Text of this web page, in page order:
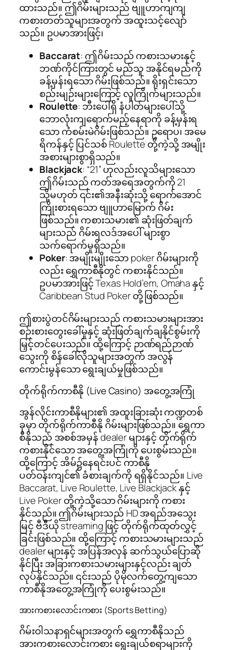
ထားသည်။ ဤဂိမ်းများသည် ဗျူဟာကျကျ
ကစားတတ်သူများအတွက် အထူးသင့်လျော်
သည်။ ဥပမာအားဖြင့်၊
Baccarat: ဤဂိမ်းသည် ကစားသမားနှင့်
ဘဏ်ကိုင်ကြားတွင် မည်သူ အနိုင်ရမည်ကို
ခန့်မှန်းရသော ဂိမ်းဖြစ်သည်။ ရိုးရှင်းသော
စည်းမျဉ်းများကြောင့် လူကြိုက်များသည်။
Roulette: ဘီးပေါ်ရှိ နံပါတ်များပေါ်သို့
ဘောလုံးကျရောက်မည့်နေရာကို ခန့်မှန်းရ
သော ကံစမ်းမဲဂိမ်းဖြစ်သည်။ ဥရောပ၊ အမေ
ရိကန်နှင့် ပြင်သစ် Roulette တို့ကဲ့သို့ အမျိုး
အစားများစွာရှိသည်။
Blackjack: “21” ဟုလည်းလူသိများသော
ဤဂိမ်းသည် ကတ်အရေအတွက်ကို 21
သို့မဟုတ် ၎င်း၏အနီးဆုံးသို့ ရောက်အောင်
ကြိုးစားရသော ဗျူဟာမြောက် ဂိမ်း
ဖြစ်သည်။ ကစားသမား၏ ဆုံးဖြတ်ချက်
များသည် ဂိမ်းရလဒ်အပေါ် များစွာ
သက်ရောက်မှုရှိသည်။
Poker: အမျိုးမျိုးသော poker ဂိမ်းများကို
လည်း ရွှေကာစီနိုတွင် ကစားနိုင်သည်။
ဥပမာအားဖြင့် Texas Hold’em, Omaha နှင့်
Caribbean Stud Poker တို့ဖြစ်သည်။
ဤစားပွဲတင်ဂိမ်းများသည် ကစားသမားများအား
စဉ်းစားတွေးခေါ်မှုနှင့် ဆုံးဖြတ်ချက်ချနိုင်စွမ်းကို
မြှင့်တင်ပေးသည်။ ထို့ကြောင့် ဉာဏ်ရည်ဉာဏ်
သွေးကို စိန်ခေါ်လိုသူများအတွက် အလွန်
ကောင်းမွန်သော ရွေးချယ်မှုဖြစ်သည်။
တိုက်ရိုက်ကာစီနို (Live Casino) အတွေ့အကြုံ
အွန်လိုင်းကာစီနိုများ၏ အထူးခြားဆုံး ကဏ္ဍတစ်
ခုမှာ တိုက်ရိုက်ကာစီနို ဂိမ်းများဖြစ်သည်။ ရွှေကာ
စီနိုသည် အစစ်အမှန် dealer များနှင့် တိုက်ရိုက်
ကစားနိုင်သော အတွေ့အကြုံကို ပေးစွမ်းသည်။
ထို့ကြောင့် အိမ်၌နေရင်းပင် ကာစီနို
ပတ်ဝန်းကျင်၏ ခံစားချက်ကို ရရှိနိုင်သည်။ Live
Baccarat, Live Roulette, Live Blackjack နှင့်
Live Poker တို့ကဲ့သို့သော ဂိမ်းများကို ကစား
နိုင်သည်။ ဤဂိမ်းများသည် HD အရည်အသွေး
မြင့် ဗီဒီယို streaming ဖြင့် တိုက်ရိုက်ထုတ်လွှင့်
ခြင်းဖြစ်သည်။ ထို့ကြောင့် ကစားသမားများသည်
dealer များနှင့် အပြန်အလှန် ဆက်သွယ်ပြောဆို
နိုင်ပြီး အခြားကစားသမားများနှင့်လည်း ချတ်
လုပ်နိုင်သည်။ ၎င်းသည် ပိုမိုလက်တွေ့ကျသော
ကာစီနိုအတွေ့အကြုံကို ပေးစွမ်းသည်။
အားကစားလောင်းကစား (Sports Betting)
ဂိမ်းဝါသနာရှင်များအတွက် ရွှေကာစီနိုသည်
အားကစားလောင်းကစား ရွေးချယ်စရာများကို